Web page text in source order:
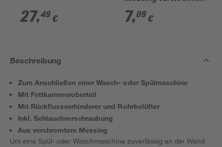
27,49 €
10 mm x 1/2"
7,09 €
Beschreibung
Zum Anschließen einer Wasch- oder Spülmaschine
Mit Fettkammeroberteil
Mit Rückflussverhinderer und Rohrbelüfter
Inkl. Schlauchverschraubung
Aus verchromtem Messing
Um eine Spül- oder Waschmaschine zuverlässig an der Wand